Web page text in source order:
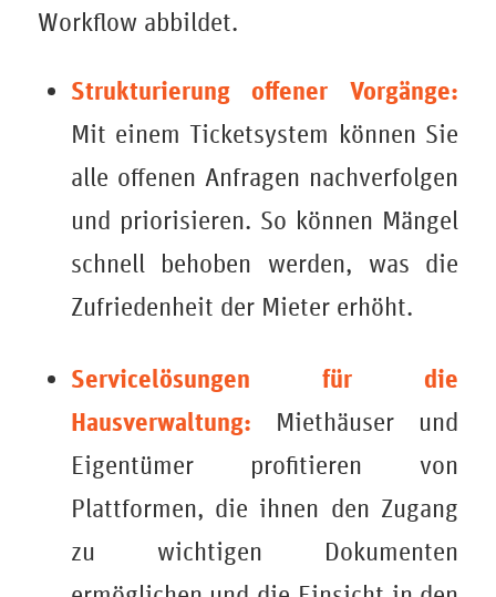
Workflow abbildet.
Strukturierung offener Vorgänge:
Mit einem Ticketsystem können Sie
alle offenen Anfragen nachverfolgen
und priorisieren. So können Mängel
schnell behoben werden, was die
Zufriedenheit der Mieter erhöht.
Servicelösungen für die
Hausverwaltung: Miethäuser und
Eigentümer profitieren von
Plattformen, die ihnen den Zugang
zu wichtigen Dokumenten